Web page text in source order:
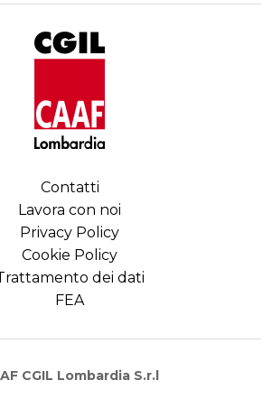
Contatti
Lavora con noi
Privacy Policy
Cookie Policy
dei dati
FEA
CGIL Lombardia S.r.l